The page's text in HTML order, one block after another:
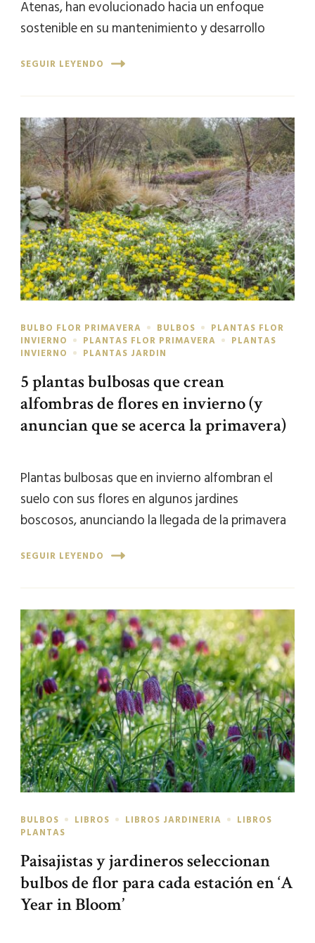
Atenas, han evolucionado hacia un enfoque
sostenible en su mantenimiento y desarrollo
SEGUIR LEYENDO
BULBO FLOR PRIMAVERA BULBOS
PLANTAS FLOR
INVIERNO
PLANTAS FLOR PRIMAVERA
PLANTAS
INVIERNO
PLANTAS JARDIN
5 plantas bulbosas que crean
alfombras de flores en invierno (y
anuncian que se acerca la primavera)
Plantas bulbosas que en invierno alfombran el
suelo con sus flores en algunos jardines
boscosos, anunciando la llegada de la primavera
SEGUIR LEYENDO
BULBOS LIBROS LIBROS JARDINERIA
LIBROS
PLANTAS
Paisajistas y jardineros seleccionan
bulbos de flor para cada estación en ‘A
Year in Bloom’